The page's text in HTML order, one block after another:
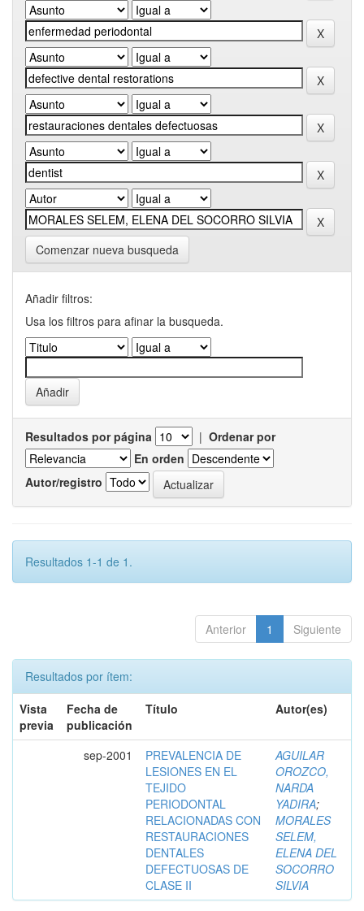
Comenzar nueva busqueda
Añadir filtros:
Usa los filtros para afinar la busqueda.
Resultados por página | Ordenar por
En orden
Autor/registro
Resultados 1-1 de 1.
Anterior 1 Siguiente
Resultados por ítem:
Vista
previa
Fecha de
publicación
Título Autor(es)
sep-2001
PREVALENCIA DE
LESIONES EN EL
TEJIDO
PERIODONTAL
RELACIONADAS CON
RESTAURACIONES
DENTALES
DEFECTUOSAS DE
CLASE II
AGUILAR
OROZCO,
NARDA
YADIRA;
MORALES
SELEM,
ELENA DEL
SOCORRO
SILVIA